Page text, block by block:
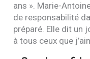
ans ». Marie-
de responsabilité
préparé. Elle dit un
à tous ceux que